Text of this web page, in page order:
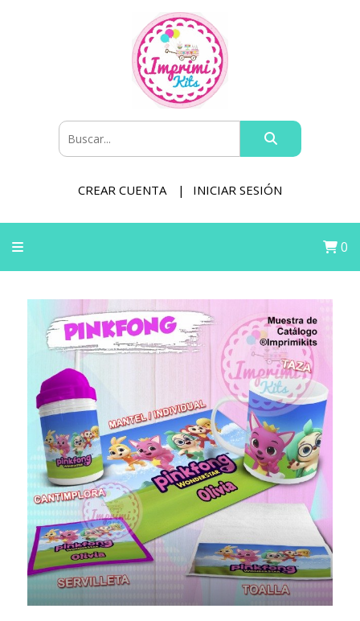
CREAR CUENTA INICIAR SESIÓN
0